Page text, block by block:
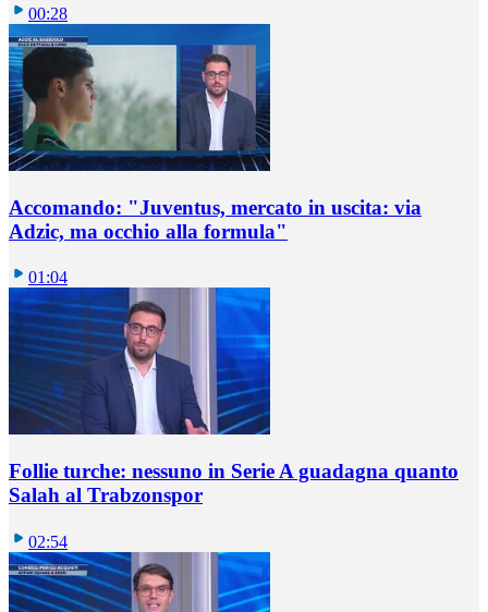
00:28
Accomando: "Juventus, mercato in uscita: via
Adzic, ma occhio alla formula"
01:04
Follie turche: nessuno in Serie A guadagna quanto
Salah al Trabzonspor
02:54